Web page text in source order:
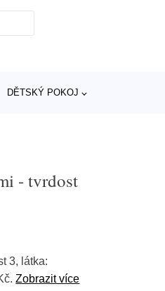
DĚTSKÝ POKOJ
- tvrdost
3, látka:
Zobrazit více